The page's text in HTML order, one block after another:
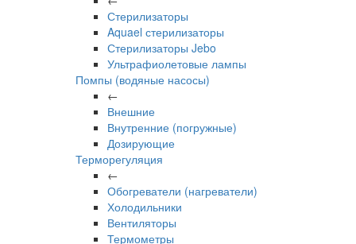
Стерилизаторы
Aquael стерилизаторы
Стерилизаторы Jebo
Ультрафиолетовые лампы
Помпы (водяные насосы)
←
Внешние
Внутренние (погружные)
Дозирующие
Терморегуляция
←
Обогреватели (нагреватели)
Холодильники
Вентиляторы
Термометры